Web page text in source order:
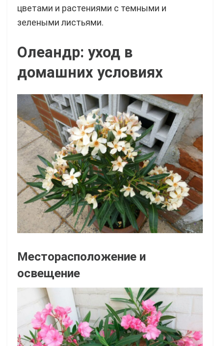
цветами и растениями с темными и
зелеными листьями.
Олеандр: уход в
домашних условиях
Месторасположение и
освещение